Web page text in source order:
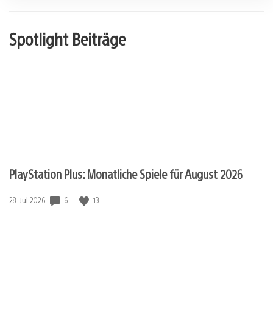
Spotlight Beiträge
PlayStation Plus: Monatliche Spiele für August 2026
Veröffentlichungsdatum:
28. Jul 2026 6 13